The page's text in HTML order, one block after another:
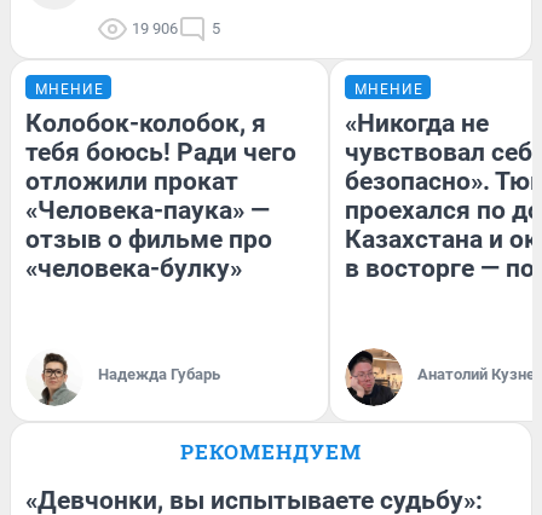
19 906 5
МНЕНИЕ
Колобок-колобок, я
тебя боюсь! Ради чего
отложили прокат
«Человека-паука» —
отзыв о фильме про
«человека-булку»
Надежда Губарь
МНЕНИЕ
«Никогда не
чувствовал
безопасно».
проехался по
Казахстана и
в восторге —
Анатолий
РЕКОМЕНДУЕМ
«Девчонки, вы испытываете судьбу»: